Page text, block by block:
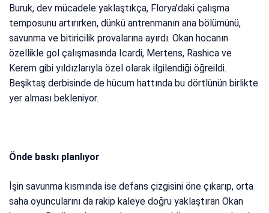
Buruk, dev mücadele yaklaştıkça, Florya’daki çalışma
temposunu artırırken, dünkü antrenmanın ana bölümünü,
savunma ve bitiricilik provalarına ayırdı. Okan hocanın
özellikle gol çalışmasında Icardi, Mertens, Rashica ve
Kerem gibi yıldızlarıyla özel olarak ilgilendiği öğreildi.
Beşiktaş derbisinde de hücum hattında bu dörtlünün birlikte
yer alması bekleniyor.
Önde baskı planlıyor
İşin savunma kısmında ise defans çizgisini öne çıkarıp, orta
saha oyuncularını da rakip kaleye doğru yaklaştıran Okan